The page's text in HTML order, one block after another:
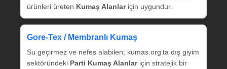
ürünleri üreten Kumaş Alanlariçin uygundur.
Gore‑Tex / Membranlı Kumaş
Su geçirmez ve nefes alabilen; kumas.org’ta dış giyim
sektöründeki Parti Kumaş Alanlariçin stratejik bir